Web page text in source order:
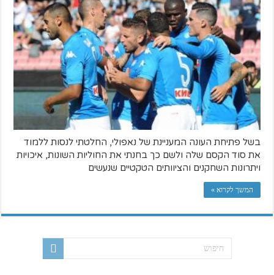
בשל פתיחת העונה המעניינת של נאפולי, החלטתי לנסות ללמוד
את סוד הקסם שלה ולשם כך בחנתי את החוליות השונות, איכויות
ויתרונות השחקנים והציוותים הטקטיים שנעשים
המשך לקרוא »